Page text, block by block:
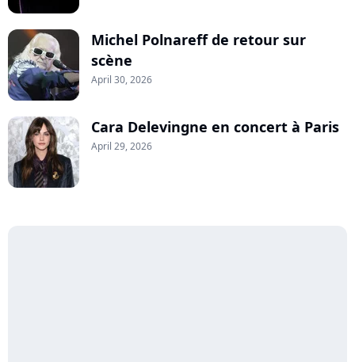
Michel Polnareff de retour sur
scène
April 30, 2026
Cara Delevingne en concert à Paris
April 29, 2026